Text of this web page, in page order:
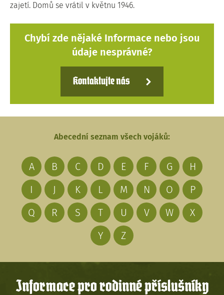
zajetí. Domů se vrátil v květnu 1946.
Chybí zde nějaké Informace nebo jsou
údaje nesprávné?
Kontaktujte nás
Abecední seznam všech vojáků:
A B C D E F G
H
I
J K L M N O
P
Q
R S T U V W
X
Y
Z
Informace pro rodinné příslušníky